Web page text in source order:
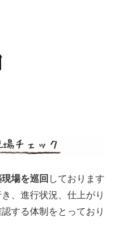
場を巡回 しております
、進行状況、仕上がり
する体制をとっており